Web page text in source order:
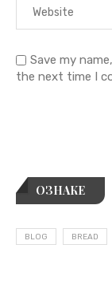
Save my
the next time I
ОЗНАКЕ
BLOG BREAD